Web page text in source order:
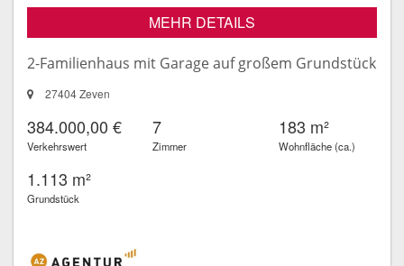
MEHR DETAILS
2-Familienhaus mit Garage auf großem Grundstück
27404 Zeven
384.000,00 €
Verkehrswert
7
Zimmer
183 m²
Wohnfläche (ca.)
1.113 m²
Grundstück